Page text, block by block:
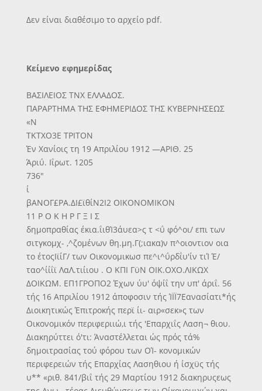
Δεν είναι διαθέσιμο το αρχείο pdf.
Κείμενο εφημερίδας
ΒΑΣΙΛΕΙΟΣ ΤΝΧ ΕΛΛΑΔΟΣ.
ΠΑΡΑΡΤΗΜΑ ΤΗΣ ΕΦΗΜΕΡΙΔΟΣ ΤΗΣ ΚΥΒΕΡΝΗΣΕΩΣ
«Ν
ΤΚΤΧΟ3Ε ΤΡΙΤΟΝ
Έν Χανίοις τη 19 Απριλίου 1912 —ΑΡΙΘ. 25
Άριΰ. Ιΐρωτ. 1205
736"
ί
βΑΝΟΓ£ΡΑ.ΔΙ£ϊθίΝ2Ι2 ΟΙΚΟΝΟΜΙΚΟΝ
11 Ρ Ο Κ Η Ρ Γ Ξ Ι Σ
δημοπραθίας έκια.ΐιθΊ3άυεα>ς τ <ΰ φό^οι/ επι των
σιτγκομχ- ,^ζομένων θη.μη.Γ(;ιακα)ν π^οιοντιον οια
το έτοςΙϊίΓ/ των Οικονομικωσ πε^ι^ΰρδΐυ'ίν τιΊ Έ/
ταο^ίίΐϊ ΛαΛ.τιίιου . Ο ΚΠΙ ΓϋΝ ΟΙΚ.ΟΧΟ.ΛΙΚΩΧ
ΔΟΙΚΩΜ. ΕΠ1ΓΡΟΠΟ2 Έχων ύυ' όψίΐ την υπ' άριΐ. 56
τής 16 Απριλίου 1912 άποφοσιν τής ΊΪΪ7Εανασίατι*ής
Διοικητικώς Έπιτροκής περϊ ίι- αιρ«σεκ»ς των
Οικονομικόν περιφεριιώ,ι τής 'Επαρχιΐς Λαση¬ θιου.
Διακηρύττει ό'τι: Άναστέλλεται ώς πρός τά%
δημοιτρασίας τού φόρου των ΟΊ- κονομικών
περιφερειών τής Επαρχίας Λασηθιου ή ίσχϋς τής
υ** «ριθ. 841/βιΐ τής 29 Μαρτίου 1912 διακηρυςεως